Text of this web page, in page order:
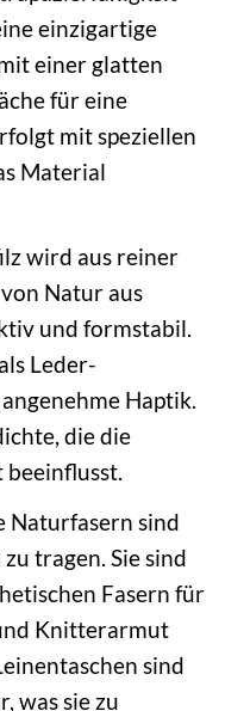
einzigartige
einer glatten
für eine
mit speziellen
Material
wird aus reiner
Natur aus
und formstabil.
Leder-
Haptik.
die die
beeinflusst.
Naturfasern sind
tragen. Sie sind
Fasern für
Knitterarmut
sind
was sie zu